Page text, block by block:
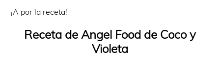
¡A por la receta!
Receta de Angel Food de Coco y
Violeta